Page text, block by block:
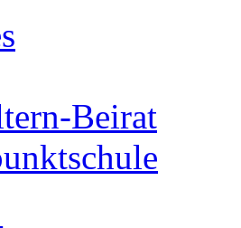
Beirat